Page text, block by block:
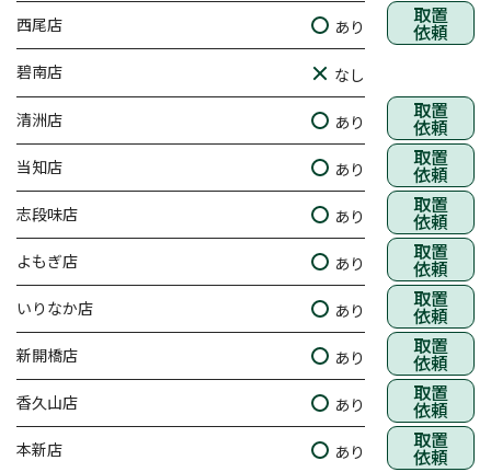
西尾店 あり 取置
依頼
碧南店 なし
清洲店 あり 取置
依頼
当知店 あり 取置
依頼
志段味店 あり 取置
依頼
よもぎ店 あり 取置
依頼
いりなか店 あり 取置
依頼
新開橋店 あり 取置
依頼
香久山店 あり 取置
依頼
本新店 あり 取置
依頼